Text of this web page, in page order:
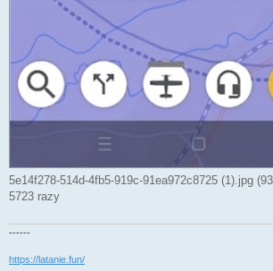
5e14f278-514d-4fb5-919c-91ea972c8725 (1).jpg
5723 razy
------
https://latanie.fun/